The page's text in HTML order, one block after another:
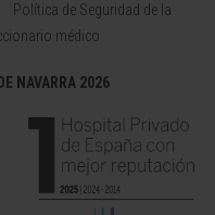
Política de Seguridad de la
médico
NAVARRA 2026